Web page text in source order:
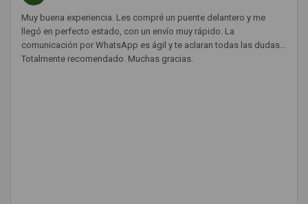
Muy buena experiencia. Les compré un puente delantero y me
llegó en perfecto estado, con un envío muy rápido. La
comunicación por WhatsApp es ágil y te aclaran todas las dudas.
Totalmente recomendado. Muchas gracias.